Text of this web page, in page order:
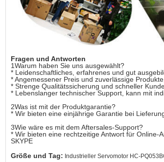
Fragen und Antworten
1Warum haben Sie uns ausgewählt?
* Leidenschaftliches, erfahrenes und gut
* Angemessener Preis und zuverlässige
* Strenge Qualitätssicherung und schneller
* Lebenslanger technischer Support, kann mit
2Was ist mit der Produktgarantie?
* Wir bieten eine einjährige Garantie bei
3Wie wäre es mit dem Aftersales-Support?
* Wir bieten eine rechtzeitige Antwort für
SKYPE
Größe und Tag: Industrieller Servomotor HC-